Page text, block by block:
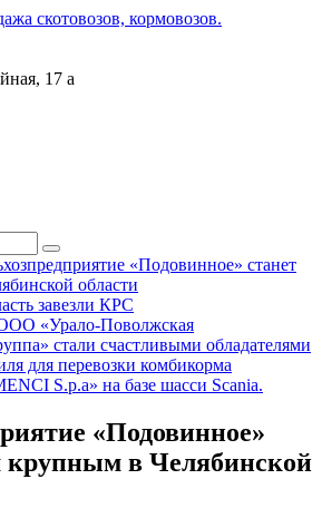
17 а
«Подовинное» станет
области
завезли КРС
ООО «Урало-Поволжская
стали счастливыми обладателями
для перевозки комбикорма
S.p.a» на базе шасси Scania.
«Подовинное»
крупным в Челябинской